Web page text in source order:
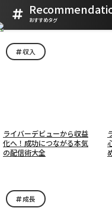
おすすめタグ
収入
ライバーデビューから収益
化へ！成功につながる本気
の配信術大全
成長